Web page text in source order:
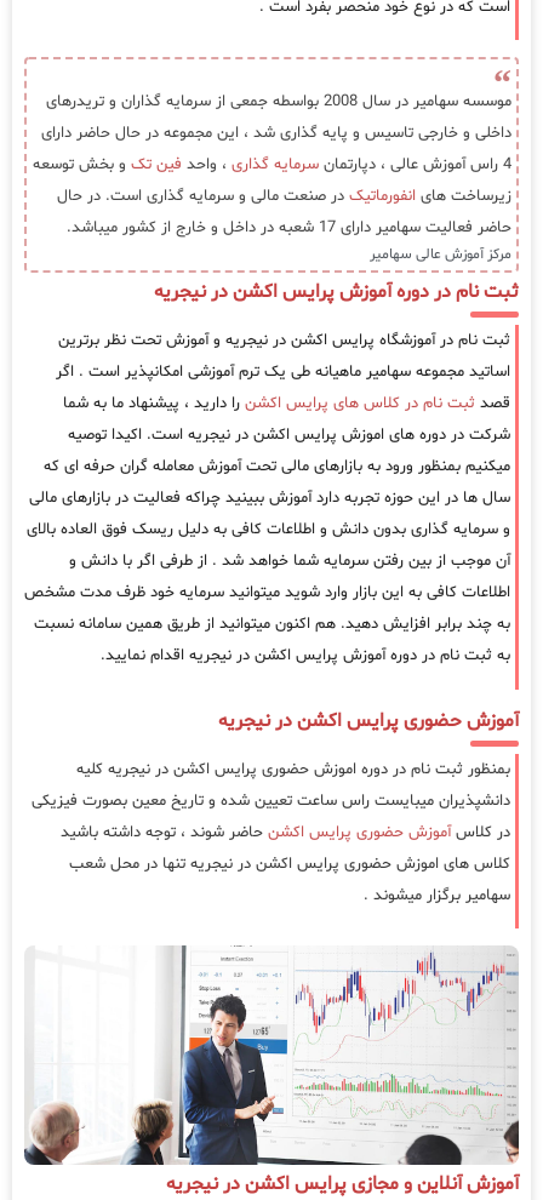
است که در نوع خود منحصر بفرد است .
موسسه سهامیر در سال 2008 بواسطه جمعی از سرمایه گذاران و تریدرهای
داخلی و خارجی تاسیس و پایه گذاری شد ، این مجموعه در حال حاضر دارای
4 راس آموزش عالی ، دپارتمان
سرمایه گذاری ، واحد فین تک و بخش توسعه
زیرساخت های انفورماتیک در صنعت مالی و سرمایه گذاری است. در حال
حاضر فعالیت سهامیر دارای 17 شعبه در داخل و خارج از کشور میباشد.
مرکز آموزش عالی سهامیر
ثبت نام در دوره آموزش پرایس اکشن در نیجریه
ثبت نام در آموزشگاه پرایس اکشن در نیجریه و آموزش تحت نظر برترین
اساتید مجموعه سهامیر ماهیانه طی یک ترم آموزشی امکانپذیر است . اگر
قصد ثبت نام در کلاس های پرایس اکشن را دارید ، پیشنهاد ما به شما
شرکت در دوره های اموزش پرایس اکشن در نیجریه است. اکیدا توصیه
میکنیم بمنظور ورود به بازارهای مالی تحت آموزش معامله گران حرفه ای که
سال ها در این حوزه تجربه دارد آموزش ببینید چراکه فعالیت در بازارهای مالی
و سرمایه گذاری بدون دانش و اطلاعات کافی به دلیل ریسک فوق العاده بالای
آن موجب از بین رفتن سرمایه شما خواهد شد . از طرفی اگر با دانش و
اطلاعات کافی به این بازار وارد شوید میتوانید سرمایه خود ظرف مدت مشخص
به چند برابر افزایش دهید. هم اکنون میتوانید از طریق همین سامانه نسبت
به ثبت نام در دوره آموزش پرایس اکشن در نیجریه اقدام نمایید.
آموزش حضوری پرایس اکشن در نیجریه
بمنظور ثبت نام در دوره اموزش حضوری پرایس اکشن در نیجریه کلیه
دانشپذیران میبایست راس ساعت تعیین شده و تاریخ معین بصورت فیزیکی
در کلاسآموزش حضوری پرایس اکشن حاضر شوند ، توجه داشته باشید
کلاس های اموزش حضوری پرایس اکشن در نیجریه تنها در محل شعب
سهامیر برگزار میشوند .
آموزش آنلاین و مجازی پرایس اکشن در نیجریه